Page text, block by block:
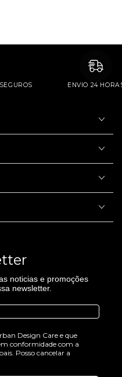
SEGUROS ENVIO 24
noticias e promoções
newsletter.
Design Care e que
conformidade com a
Posso cancelar a